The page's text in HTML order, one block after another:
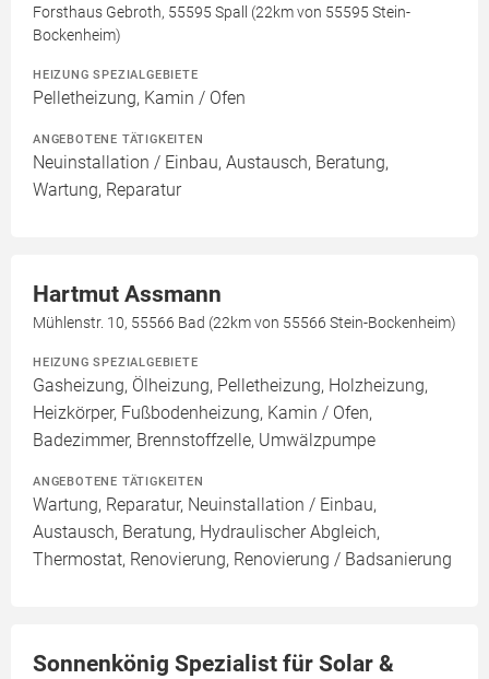
Forsthaus Gebroth, 55595 Spall (22km von 55595 Stein-
Bockenheim)
HEIZUNG SPEZIALGEBIETE
Pelletheizung, Kamin / Ofen
ANGEBOTENE TÄTIGKEITEN
Neuinstallation / Einbau, Austausch, Beratung,
Wartung, Reparatur
Hartmut Assmann
Mühlenstr. 10, 55566 Bad (22km von 55566 Stein-Bockenheim)
HEIZUNG SPEZIALGEBIETE
Gasheizung, Ölheizung, Pelletheizung, Holzheizung,
Heizkörper, Fußbodenheizung, Kamin / Ofen,
Badezimmer, Brennstoffzelle, Umwälzpumpe
ANGEBOTENE TÄTIGKEITEN
Wartung, Reparatur, Neuinstallation / Einbau,
Austausch, Beratung, Hydraulischer Abgleich,
Thermostat, Renovierung, Renovierung / Badsanierung
Sonnenkönig Spezialist für Solar &